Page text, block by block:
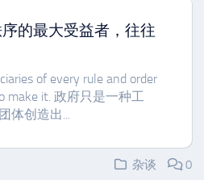
的最大受益者，往往
of every rule and order
make it. 政府只是一种工
体创造出...
杂谈
0